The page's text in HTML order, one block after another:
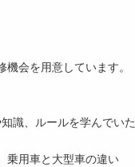
会を用意しています。
識、ルールを学んでいた
乗用車と大型車の違い